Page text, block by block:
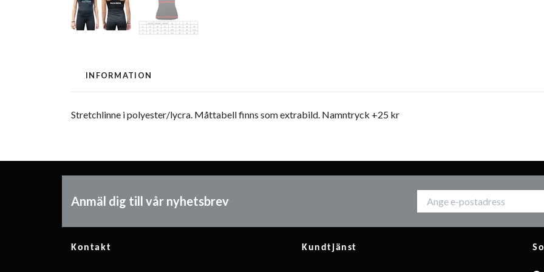
INFORMATION
Stretchlinne i polyester/lycra. Måttabell finns som extrabild. Namntryck +25 kr
Anmäl dig till vår nyhetsbrev
Kontakt Kundtjänst